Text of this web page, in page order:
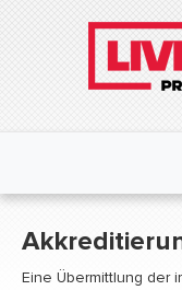
Eine Übermittlung der